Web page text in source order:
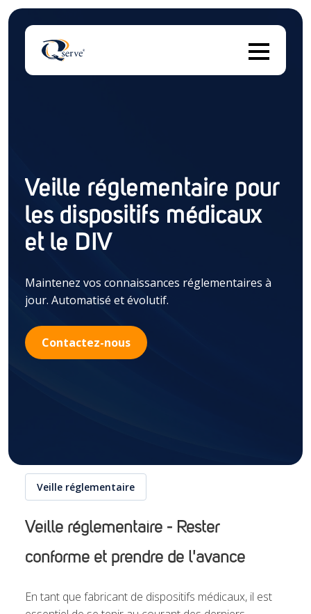
Il n'y a aucune suggestion car le champ de
Veille réglementaire pour
les dispositifs médicaux
et le DIV
Maintenez vos connaissances réglementaires à
jour. Automatisé et évolutif.
Contactez-nous
Veille réglementaire
Veille réglementaire - Rester
conforme et prendre de l'avance
En tant que fabricant de dispositifs médicaux, il est